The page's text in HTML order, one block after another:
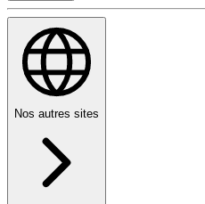
Nos autres sites